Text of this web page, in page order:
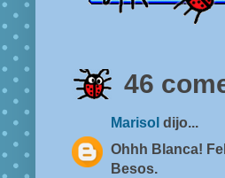
46
Marisol dijo...
Ohhh Blanca!
Besos.